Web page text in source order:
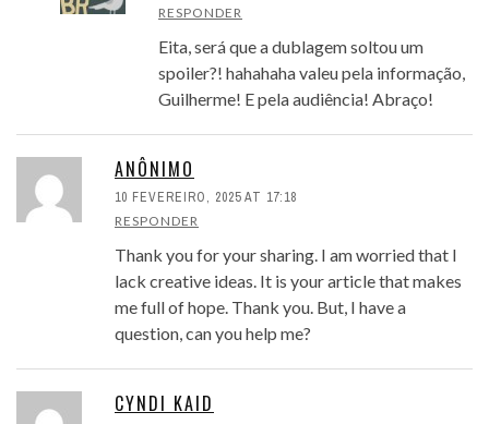
RESPONDER
Eita, será que a dublagem soltou um
spoiler?! hahahaha valeu pela informação,
Guilherme! E pela audiência! Abraço!
ANÔNIMO
10 FEVEREIRO, 2025 AT 17:18
RESPONDER
Thank you for your sharing. I am worried that I
lack creative ideas. It is your article that makes
me full of hope. Thank you. But, I have a
question, can you help me?
CYNDI KAID